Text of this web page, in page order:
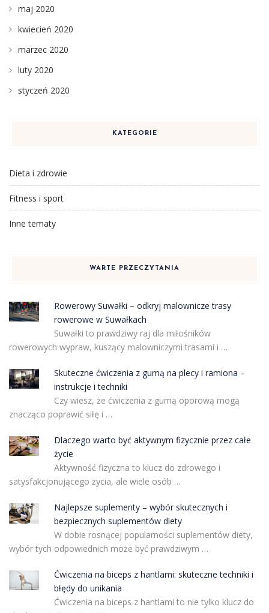
maj 2020
kwiecień 2020
marzec 2020
luty 2020
styczeń 2020
KATEGORIE
Dieta i zdrowie
Fitness i sport
Inne tematy
WARTE PRZECZYTANIA
Rowerowy Suwałki – odkryj malownicze trasy
rowerowe w Suwałkach
Suwałki to prawdziwy raj dla miłośników
rowerowych wypraw, kuszący malowniczymi trasami i …
Skuteczne ćwiczenia z gumą na plecy i ramiona –
instrukcje i techniki
Czy wiesz, że ćwiczenia z gumą oporową mogą
znacząco poprawić siłę i …
Dlaczego warto być aktywnym fizycznie przez całe
życie
Aktywność fizyczna to klucz do zdrowego i
satysfakcjonującego życia, ale wiele osób …
Najlepsze suplementy – wybór skutecznych i
bezpiecznych suplementów diety
W dobie rosnącej popularności suplementów diety,
wybór tych odpowiednich może być prawdziwym …
Ćwiczenia na biceps z hantlami: skuteczne techniki i
błędy do unikania
Ćwiczenia na biceps z hantlami to nie tylko klucz do